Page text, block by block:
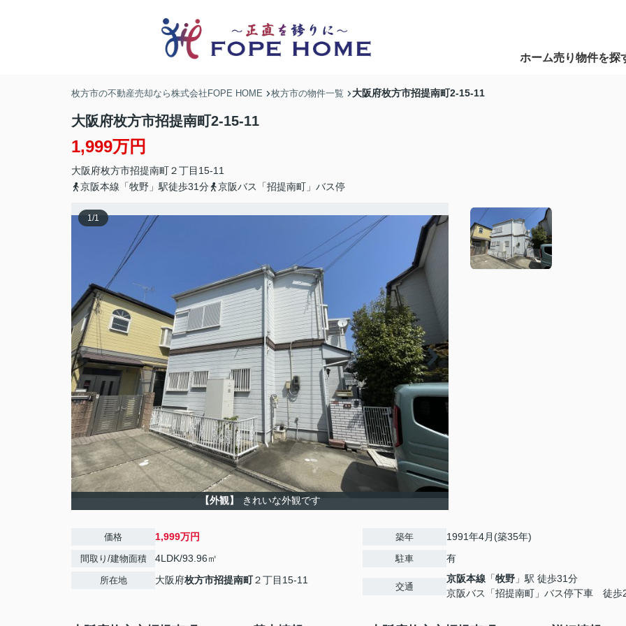
ホーム売り物件を探
枚方市の不動産売却なら株式会社FOPE HOME 枚方市の物件一覧 大阪府枚方市招提南町2-15-11
大阪府枚方市招提南町2-15-11
1,999万円
大阪府枚方市招提南町２丁目15-11
京阪本線「牧野」駅徒歩31分
京阪バス「招提南町」バス停
1/1
【外観】 きれいな外観です
価格 1,999万円
間取り/建物面積 4LDK/93.96㎡
所在地 大阪府枚方市招提南町２丁目15-11
築年 1991年4月(築35年)
駐車 有
交通
京阪本線 「牧野 」駅 徒歩31分
京阪バス「招提南町」バス停下車 徒歩